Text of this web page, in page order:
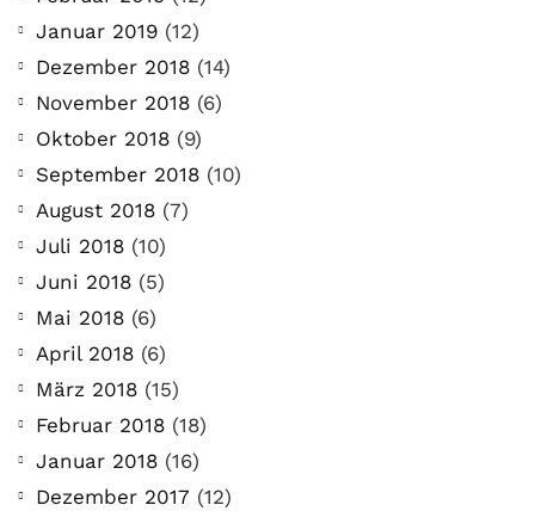
Januar 2019 (12)
Dezember 2018 (14)
November 2018 (6)
Oktober 2018 (9)
September 2018 (10)
August 2018 (7)
Juli 2018 (10)
Juni 2018 (5)
Mai 2018 (6)
April 2018 (6)
März 2018 (15)
Februar 2018 (18)
Januar 2018 (16)
Dezember 2017 (12)